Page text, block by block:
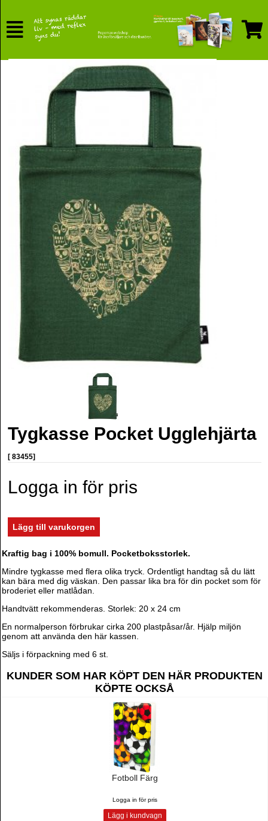
Tygkasse Pocket Ugglehjärta
[ 83455]
Logga in för pris
Kraftig bag i 100% bomull. Pocketboksstorlek.
Mindre tygkasse med flera olika tryck. Ordentligt handtag så du lätt
kan bära med dig väskan. Den passar lika bra för din pocket som för
broderiet eller matlådan.
Handtvätt rekommenderas. Storlek: 20 x 24 cm
En normalperson förbrukar cirka 200 plastpåsar/år. Hjälp miljön
genom att använda den här kassen.
Säljs i förpackning med 6 st.
KUNDER SOM HAR KÖPT DEN HÄR PRODUKTEN
KÖPTE OCKSÅ
Fotboll Färg
Logga in för pris
Lägg i kundvagn